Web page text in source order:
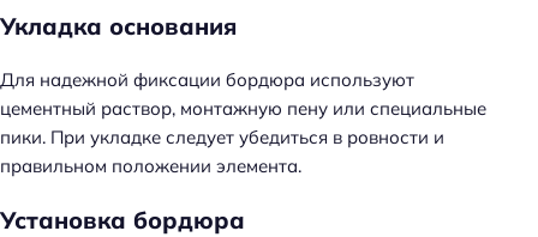
Укладка основания
Для надежной фиксации бордюра используют
цементный раствор, монтажную пену или специальные
пики. При укладке следует убедиться в ровности и
правильном положении элемента.
Установка бордюра